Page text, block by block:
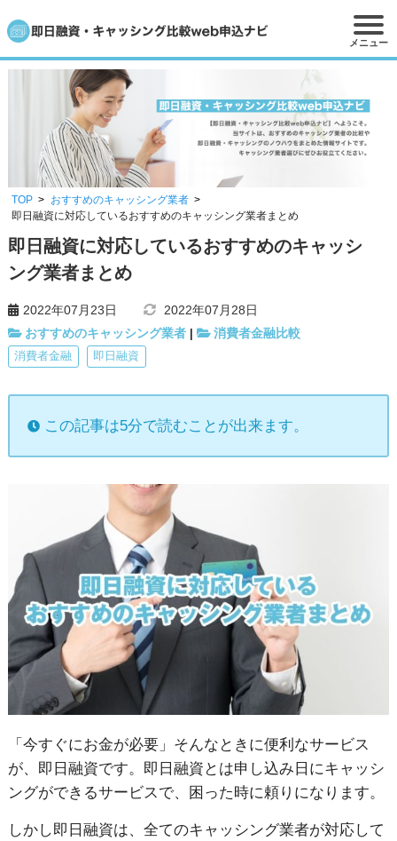
メニュー
TOP
おすすめのキャッシング業者
即日融資に対応しているおすすめのキャッシング業者まとめ
即日融資に対応しているおすすめのキャッシ
ング業者まとめ
2022年07月23日
2022年07月28日
おすすめのキャッシング業者| 消費者金融比較
消費者金融 即日融資
この記事は5分で読むことが出来ます。
「今すぐにお金が必要」そんなときに便利なサービス
が、即日融資です。即日融資とは申し込み日にキャッシ
ングができるサービスで、困った時に頼りになります。
しかし即日融資は、全てのキャッシング業者が対応して